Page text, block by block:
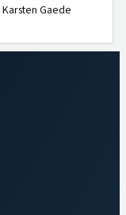
Karsten Gaede